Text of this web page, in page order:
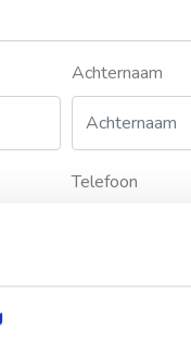
Achternaam
Telefoon